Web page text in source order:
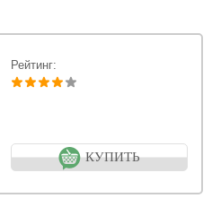
Рейтинг:
КУПИТЬ